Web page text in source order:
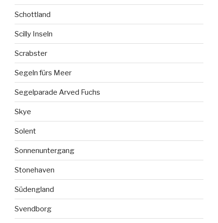
Schottland
Scilly Inseln
Scrabster
Segeln fürs Meer
Segelparade Arved Fuchs
Skye
Solent
Sonnenuntergang
Stonehaven
Südengland
Svendborg